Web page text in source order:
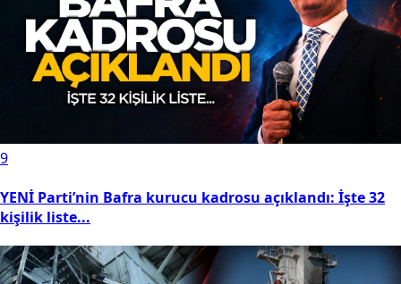
9
YENİ Parti’nin Bafra kurucu kadrosu açıklandı: İşte 32
kişilik liste...